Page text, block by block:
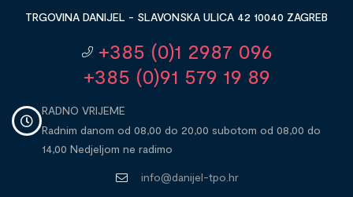
TRGOVINA DANIJEL - SLAVONSKA ULICA 42 10040 ZAGREB
+385 (0)1 2987 096
+385 (0)91 579 19 89
RADNO VRIJEME
Radnim danom od 08,00 do 20,00 subotom od 08,00 do
14,00 Nedjeljom ne radimo
info@danijel-tpo.hr